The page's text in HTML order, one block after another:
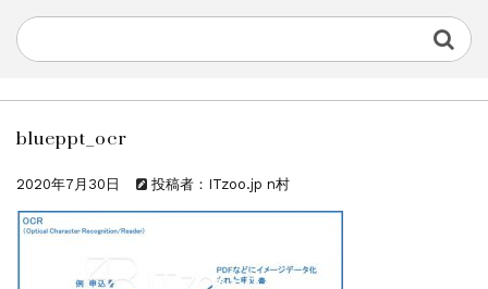
blueppt_ocr
2020年7月30日 投稿者：ITzoo.jp n村